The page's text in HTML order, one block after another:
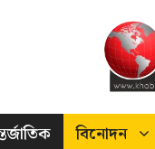
বিনোদন